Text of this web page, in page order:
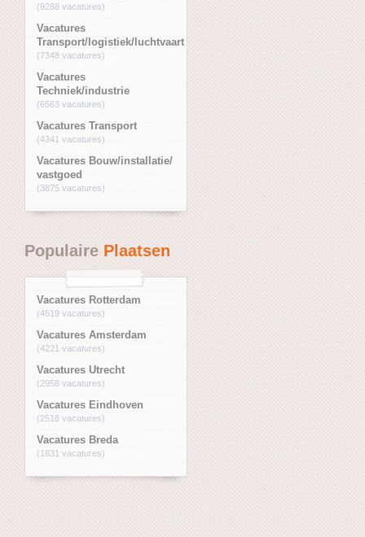
(9288 vacatures)
Vacatures
Transport/logistiek/luchtvaart
(7348 vacatures)
Vacatures
Techniek/industrie
(6563 vacatures)
Vacatures Transport
(4341 vacatures)
Vacatures Bouw/installatie/
vastgoed
(3875 vacatures)
PopulairePlaatsen
Vacatures Rotterdam
(4519 vacatures)
Vacatures Amsterdam
(4221 vacatures)
Vacatures Utrecht
(2958 vacatures)
Vacatures Eindhoven
(2518 vacatures)
Vacatures Breda
(1831 vacatures)